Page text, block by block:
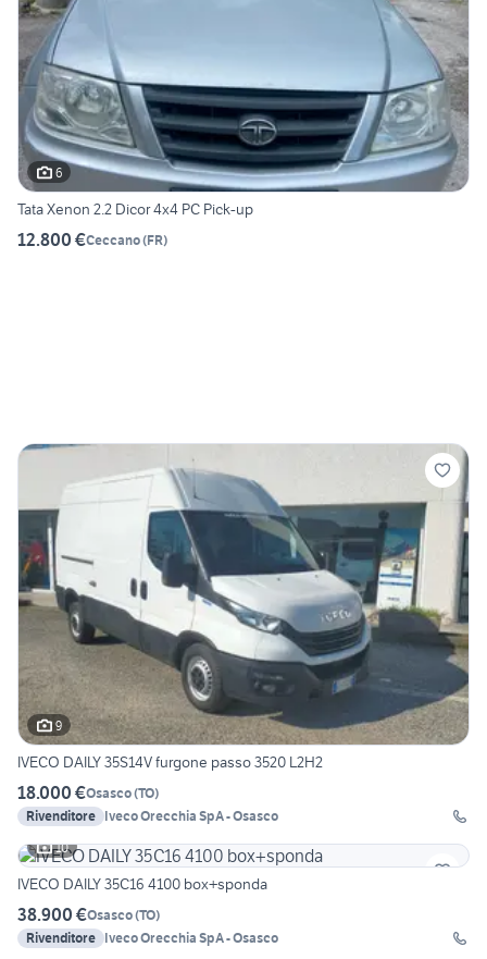
6
Tata Xenon 2.2 Dicor 4x4 PC Pick-up
12.800 €Ceccano(FR)
9
IVECO DAILY 35S14V furgone passo 3520 L2H2
18.000 €Osasco(TO)
Rivenditore Iveco Orecchia SpA - Osasco
10
IVECO DAILY 35C16 4100 box+sponda
38.900 €Osasco(TO)
Rivenditore Iveco Orecchia SpA - Osasco